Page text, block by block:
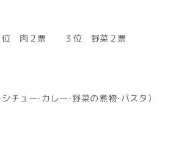
肉２票 ３位 野菜２票
シチュー・カレー・野菜の煮物・パスタ）